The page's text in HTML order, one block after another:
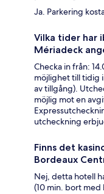
Ja. Parkering
Vilka tider har
Mériadeck
Checka in från:
möjlighet till tidig
av tillgång).
möjlig mot en
utcheckning
Finns det
Bordeaux
Nej, detta hotell
(10 min. bort